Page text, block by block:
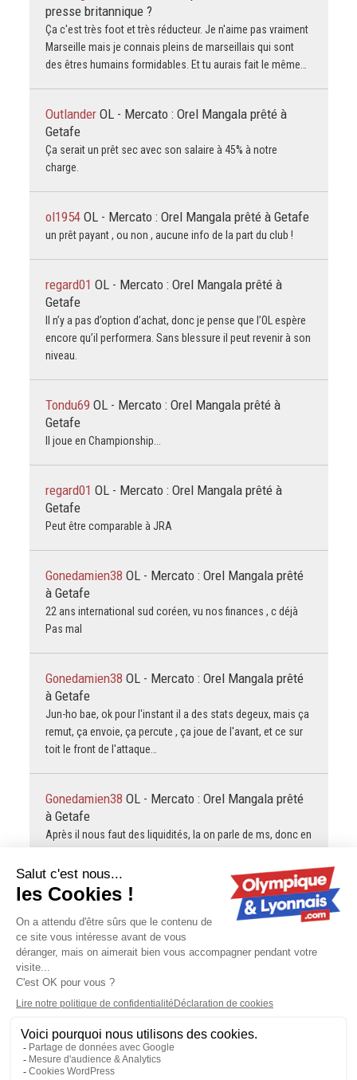
presse britannique ?
Ça c'est très foot et très réducteur. Je n'aime pas vraiment
Marseille mais je connais pleins de marseillais qui sont
des êtres humains formidables. Et tu aurais fait le même…
Outlander OL - Mercato : Orel Mangala prêté à
Getafe
Ça serait un prêt sec avec son salaire à 45% à notre
charge.
ol1954 OL - Mercato : Orel Mangala prêté à Getafe
un prêt payant , ou non , aucune info de la part du club !
regard01 OL - Mercato : Orel Mangala prêté à
Getafe
Il n’y a pas d’option d’achat, donc je pense que l’OL espère
encore qu’il performera. Sans blessure il peut revenir à son
niveau.
Tondu69 OL - Mercato : Orel Mangala prêté à
Getafe
Il joue en Championship...
regard01 OL - Mercato : Orel Mangala prêté à
Getafe
Peut être comparable à JRA
Gonedamien38 OL - Mercato : Orel Mangala prêté
à Getafe
22 ans international sud coréen, vu nos finances , c déjà
Pas mal
Gonedamien38 OL - Mercato : Orel Mangala prêté
à Getafe
Jun-ho bae, ok pour l'instant il a des stats degeux, mais ça
remut, ça envoie, ça percute , ça joue de l'avant, et ce sur
toit le front de l'attaque…
Gonedamien38 OL - Mercato : Orel Mangala prêté
à Getafe
Après il nous faut des liquidités, la on parle de ms, donc en
plus de moreira, snif, encore 1 au moins 1 importante
vente attendu... mais ce joueur me plaît…
Gonedamien38OL - Mercato : Orel Mangala prêté
à Getafe
Sur les 2 premiers paragraphes j'aurais pas dis mieux, moi
aussi j'ai croisé les doigts pour la visite... Et si le sud
coréen vient, il a l'air pas mal, moi…
Contactez-nous-Mentions légales